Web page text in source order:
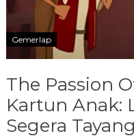
Gemerlap
The Passion
Kartun Anak:
Segera